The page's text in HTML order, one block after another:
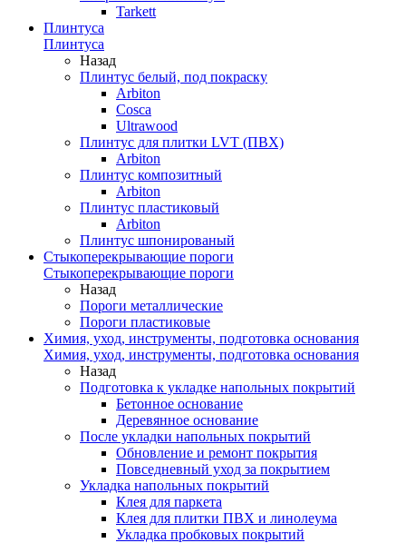
Tarkett
Плинтуса
Плинтуса
Назад
Плинтус белый, под покраску
Arbiton
Cosca
Ultrawood
Плинтус для плитки LVT (ПВХ)
Arbiton
Плинтус композитный
Arbiton
Плинтус пластиковый
Arbiton
Плинтус шпонированый
Стыкоперекрывающие пороги
Стыкоперекрывающие пороги
Назад
Пороги металлические
Пороги пластиковые
Химия, уход, инструменты, подготовка основания
Химия, уход, инструменты, подготовка основания
Назад
Подготовка к укладке напольных покрытий
Бетонное основание
Деревянное основание
После укладки напольных покрытий
Обновление и ремонт покрытия
Повседневный уход за покрытием
Укладка напольных покрытий
Клея для паркета
Клея для плитки ПВХ и линолеума
Укладка пробковых покрытий